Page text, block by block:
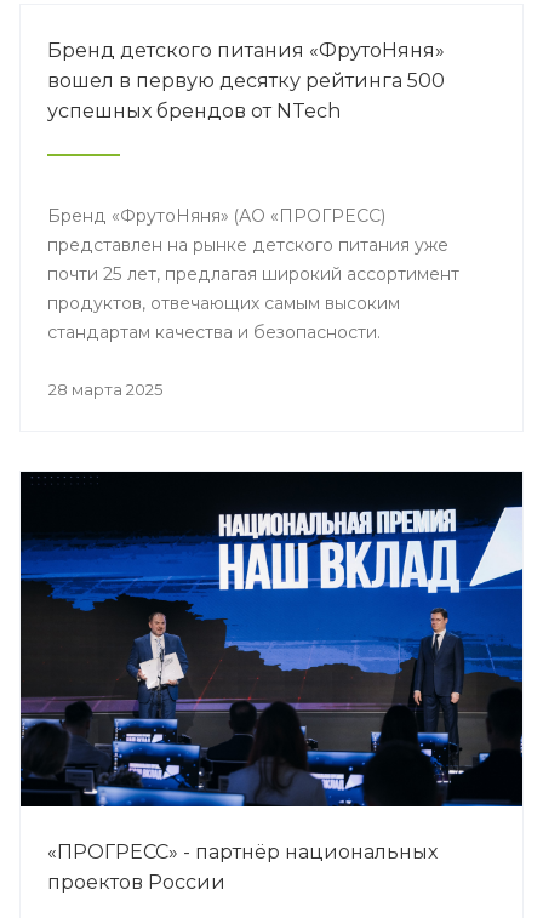
Бренд детского питания «ФрутоНяня»
вошел в первую десятку рейтинга 500
успешных брендов от NTech
Бренд «ФрутоНяня» (АО «ПРОГРЕСС)
представлен на рынке детского питания уже
почти 25 лет, предлагая широкий ассортимент
продуктов, отвечающих самым высоким
стандартам качества и безопасности.
28 марта 2025
«ПРОГРЕСС» - партнёр национальных
проектов России